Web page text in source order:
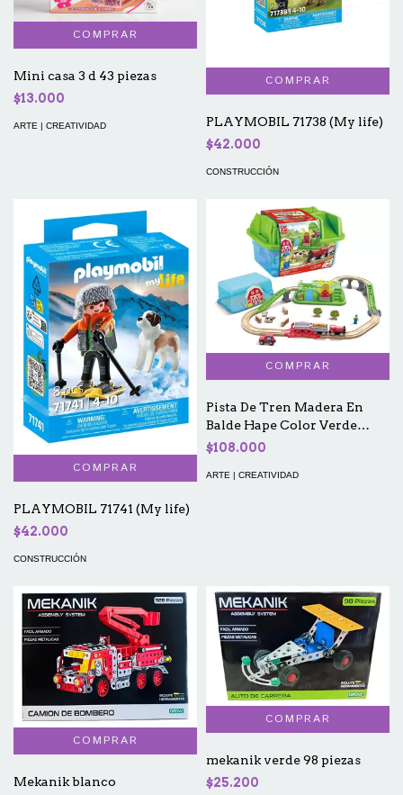
Mini casa 3 d 43 piezas
$13.000
ARTE | CREATIVIDAD
PLAYMOBIL 71738 (My life)
$42.000
CONSTRUCCIÓN
PLAYMOBIL 71741 (My life)
$42.000
CONSTRUCCIÓN
Pista De Tren Madera En
Balde Hape Color Verde
Personaje Granja
$108.000
ARTE | CREATIVIDAD
Mekanik blanco
mekanik verde 98 piezas
$25.200